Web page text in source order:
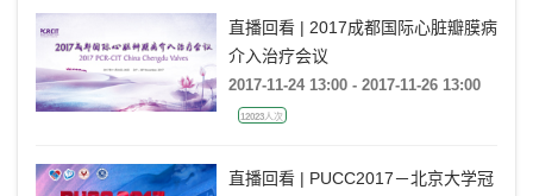
直播回看 | 2017成都国际心脏瓣膜病
介入治疗会议
2017-11-24 13:00 - 2017-11-26 13:00
12023人次
直播回看 | PUCC2017－北京大学冠